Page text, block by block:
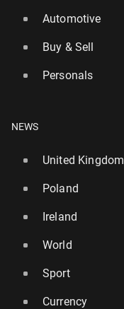
Automotive
Buy & Sell
Personals
NEWS
United Kingdom
Poland
Ireland
World
Sport
Currency